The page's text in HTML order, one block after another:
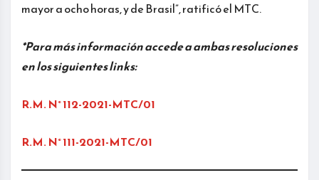
mayor a ocho horas, y de Brasil”, ratificó el MTC.
*Para más información accede a ambas resoluciones
en los siguientes links:
R.M. N° 112-2021-MTC/01
R.M. N° 111-2021-MTC/01